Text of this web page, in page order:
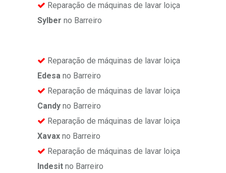
Reparação de máquinas de lavar loiça
Sylber no Barreiro
Reparação de máquinas de lavar loiça
Edesa no Barreiro
Reparação de máquinas de lavar loiça
Candy no Barreiro
Reparação de máquinas de lavar loiça
Xavax no Barreiro
Reparação de máquinas de lavar loiça
Indesit no Barreiro